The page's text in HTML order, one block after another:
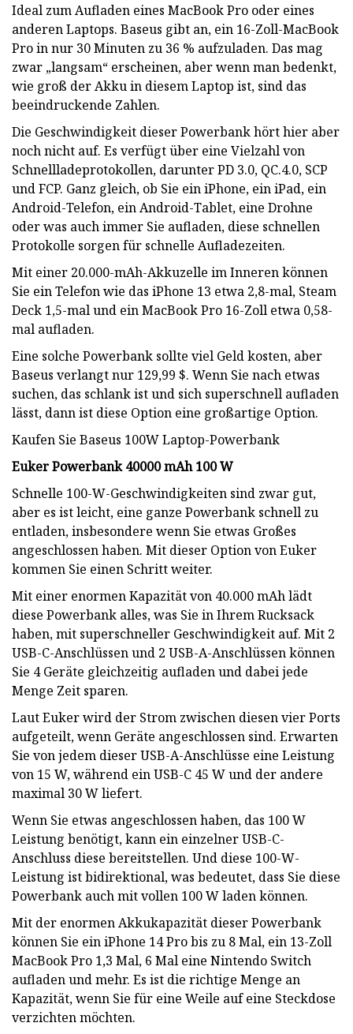
Ideal zum Aufladen eines MacBook Pro oder eines
anderen Laptops. Baseus gibt an, ein 16-Zoll-MacBook
Pro in nur 30 Minuten zu 36 % aufzuladen. Das mag
zwar „langsam“ erscheinen, aber wenn man bedenkt,
wie groß der Akku in diesem Laptop ist, sind das
beeindruckende Zahlen.
Die Geschwindigkeit dieser Powerbank hört hier aber
noch nicht auf. Es verfügt über eine Vielzahl von
Schnellladeprotokollen, darunter PD 3.0, QC.4.0, SCP
und FCP. Ganz gleich, ob Sie ein iPhone, ein iPad, ein
Android-Telefon, ein Android-Tablet, eine Drohne
oder was auch immer Sie aufladen, diese schnellen
Protokolle sorgen für schnelle Aufladezeiten.
Mit einer 20.000-mAh-Akkuzelle im Inneren können
Sie ein Telefon wie das iPhone 13 etwa 2,8-mal, Steam
Deck 1,5-mal und ein MacBook Pro 16-Zoll etwa 0,58-
mal aufladen.
Eine solche Powerbank sollte viel Geld kosten, aber
Baseus verlangt nur 129,99 $. Wenn Sie nach etwas
suchen, das schlank ist und sich superschnell aufladen
lässt, dann ist diese Option eine großartige Option.
Kaufen Sie Baseus 100W Laptop-Powerbank
Euker Powerbank 40000 mAh 100 W
Schnelle 100-W-Geschwindigkeiten sind zwar gut,
aber es ist leicht, eine ganze Powerbank schnell zu
entladen, insbesondere wenn Sie etwas Großes
angeschlossen haben. Mit dieser Option von Euker
kommen Sie einen Schritt weiter.
Mit einer enormen Kapazität von 40.000 mAh lädt
diese Powerbank alles, was Sie in Ihrem Rucksack
haben, mit superschneller Geschwindigkeit auf. Mit 2
USB-C-Anschlüssen und 2 USB-A-Anschlüssen können
Sie 4 Geräte gleichzeitig aufladen und dabei jede
Menge Zeit sparen.
Laut Euker wird der Strom zwischen diesen vier Ports
aufgeteilt, wenn Geräte angeschlossen sind. Erwarten
Sie von jedem dieser USB-A-Anschlüsse eine Leistung
von 15 W, während ein USB-C 45 W und der andere
maximal 30 W liefert.
Wenn Sie etwas angeschlossen haben, das 100 W
Leistung benötigt, kann ein einzelner USB-C-
Anschluss diese bereitstellen. Und diese 100-W-
Leistung ist bidirektional, was bedeutet, dass Sie diese
Powerbank auch mit vollen 100 W laden können.
Mit der enormen Akkukapazität dieser Powerbank
können Sie ein iPhone 14 Pro bis zu 8 Mal, ein 13-Zoll
MacBook Pro 1,3 Mal, 6 Mal eine Nintendo Switch
aufladen und mehr. Es ist die richtige Menge an
Kapazität, wenn Sie für eine Weile auf eine Steckdose
verzichten möchten.